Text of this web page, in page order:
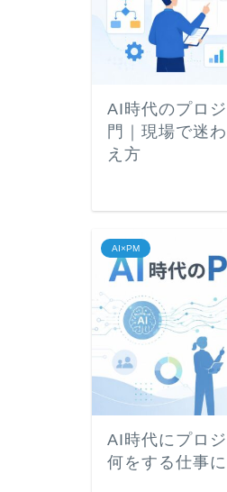
AI時代のプロ
門｜現場で迷
え方
AI×PM
AI時代にプロ
何をする仕事